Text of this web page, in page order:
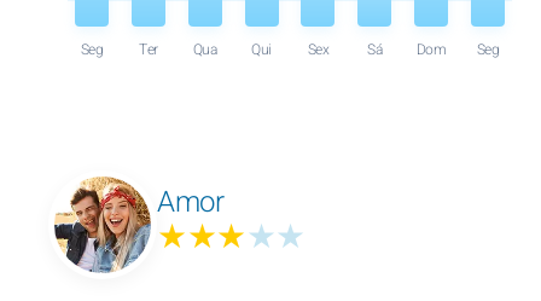
Seg Ter Qua Qui Sex Sá Dom Seg
Amor
★★★★★